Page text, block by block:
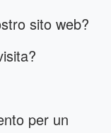
sito web?
per un